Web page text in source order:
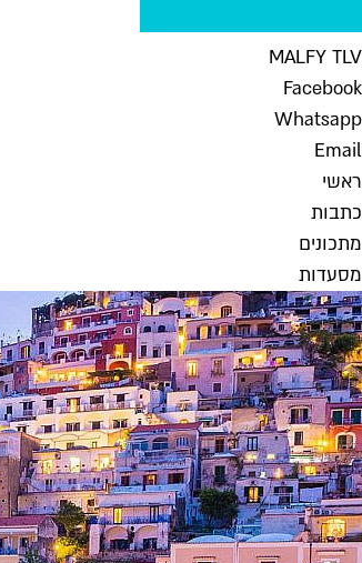
MALFY TLV
Facebook
Whatsapp
Email
ראשי
כתבות
מתכונים
מסעדות